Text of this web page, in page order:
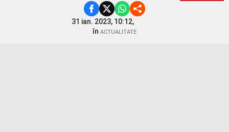
31 ian. 2023, 10:12,
în ACTUALITATE